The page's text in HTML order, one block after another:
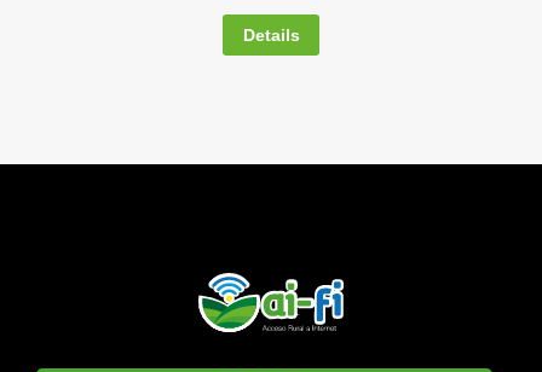
Details